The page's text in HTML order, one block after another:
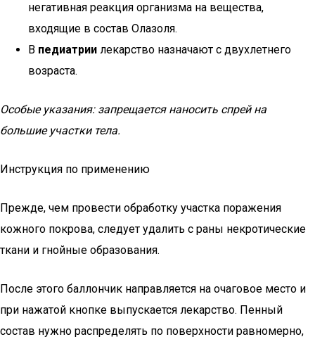
негативная реакция организма на вещества,
входящие в состав Олазоля.
В педиатрии лекарство назначают с двухлетнего
возраста.
Особые указания: запрещается наносить спрей на
большие участки тела.
Инструкция по применению
Прежде, чем провести обработку участка поражения
кожного покрова, следует удалить с раны некротические
ткани и гнойные образования.
После этого баллончик направляется на очаговое место и
при нажатой кнопке выпускается лекарство. Пенный
состав нужно распределять по поверхности равномерно,